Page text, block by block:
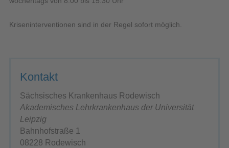
Kriseninterventionen sind in der Regel sofort möglich.
Kontakt
Sächsisches Krankenhaus Rodewisch
Akademisches Lehrkrankenhaus der Universität
Leipzig
Bahnhofstraße 1
08228 Rodewisch